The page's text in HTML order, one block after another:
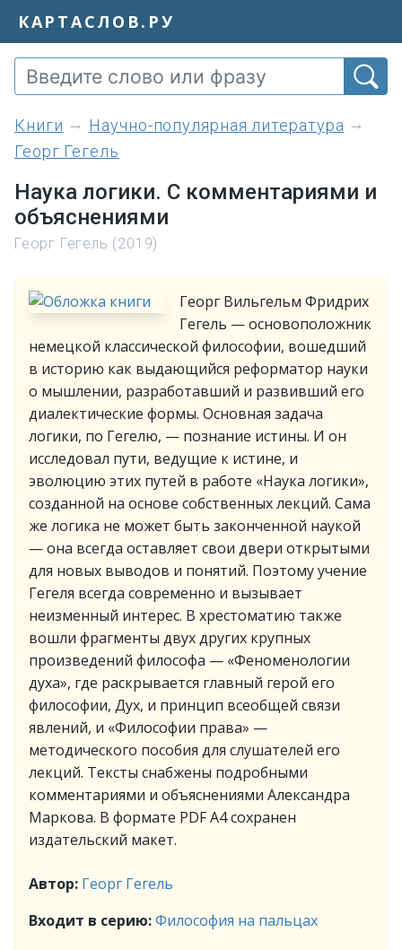
КАРТАСЛОВ.РУ
книги
Научно-популярная литература
Георг Гегель
Наука логики. С комментариями и
объяснениями
Георг Гегель (2019)
Георг Вильгельм Фридрих
Гегель — основоположник
немецкой классической философии, вошедший
в историю как выдающийся реформатор науки
о мышлении, разработавший и развивший его
диалектические формы. Основная задача
логики, по Гегелю, — познание истины. И он
исследовал пути, ведущие к истине, и
эволюцию этих путей в работе «Наука логики»,
созданной на основе собственных лекций. Сама
же логика не может быть законченной наукой
— она всегда оставляет свои двери открытыми
для новых выводов и понятий. Поэтому учение
Гегеля всегда современно и вызывает
неизменный интерес. В хрестоматию также
вошли фрагменты двух других крупных
произведений философа — «Феноменологии
духа», где раскрывается главный герой его
философии, Дух, и принцип всеобщей связи
явлений, и «Философии права» —
методического пособия для слушателей его
лекций. Тексты снабжены подробными
комментариями и объяснениями Александра
Маркова. В формате PDF A4 сохранен
издательский макет.
Автор: Георг Гегель
Входит в серию:Философия на пальцах